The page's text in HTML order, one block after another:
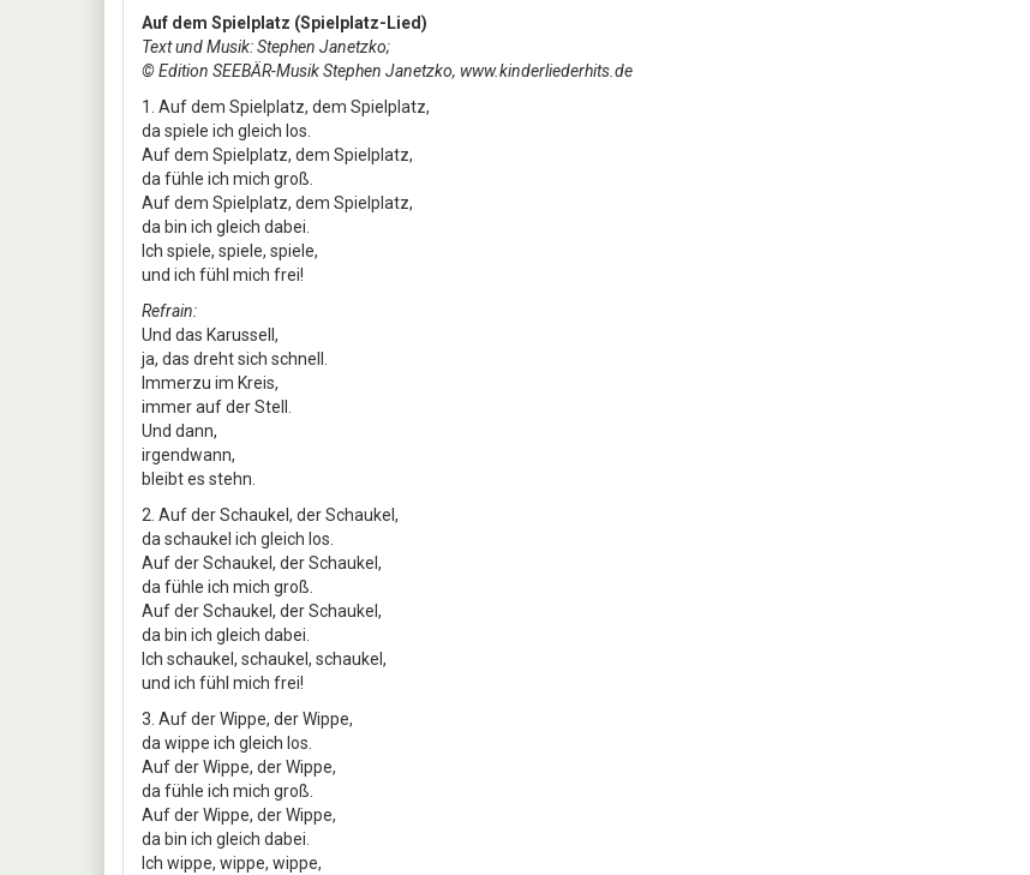
Auf dem Spielplatz (Spielplatz-Lied)
Text und Musik: Stephen Janetzko;
© Edition SEEBÄR-Musik Stephen Janetzko, www.kinderliederhits.de
1. Auf dem Spielplatz, dem Spielplatz,
da spiele ich gleich los.
Auf dem Spielplatz, dem Spielplatz,
da fühle ich mich groß.
Auf dem Spielplatz, dem Spielplatz,
da bin ich gleich dabei.
Ich spiele, spiele, spiele,
und ich fühl mich frei!
Refrain:
Und das Karussell,
ja, das dreht sich schnell.
Immerzu im Kreis,
immer auf der Stell.
Und dann,
irgendwann,
bleibt es stehn.
2. Auf der Schaukel, der Schaukel,
da schaukel ich gleich los.
Auf der Schaukel, der Schaukel,
da fühle ich mich groß.
Auf der Schaukel, der Schaukel,
da bin ich gleich dabei.
Ich schaukel, schaukel, schaukel,
und ich fühl mich frei!
3. Auf der Wippe, der Wippe,
da wippe ich gleich los.
Auf der Wippe, der Wippe,
da fühle ich mich groß.
Auf der Wippe, der Wippe,
da bin ich gleich dabei.
Ich wippe, wippe, wippe,